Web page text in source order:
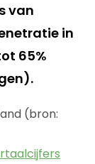
van
in
65%